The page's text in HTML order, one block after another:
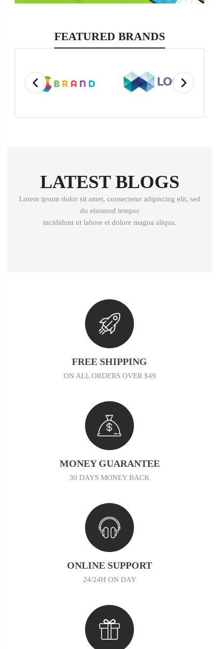
FEATURED BRANDS
LATEST BLOGS
Lorem ipsum dolor sit amet, consectetur adipiscing elit, sed
do eiusmod tempor
incididunt ut labore et dolore magna aliqua.
FREE SHIPPING
ON ALL ORDERS OVER $49
MONEY GUARANTEE
30 DAYS MONEY BACK
ONLINE SUPPORT
24/24H ON DAY